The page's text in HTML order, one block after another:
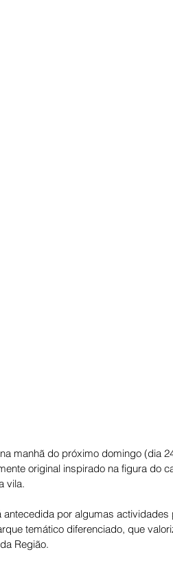
manhã do próximo domingo (dia
original inspirado na figura do
vila.
por algumas actividades
temático diferenciado, que
Região.